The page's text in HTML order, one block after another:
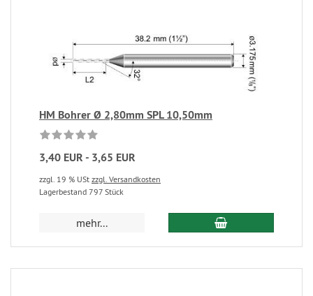
HM Bohrer Ø 2,80mm SPL 10,50mm
3,40 EUR - 3,65 EUR
zzgl. 19 % USt zzgl. Versandkosten
Lagerbestand 797 Stück
mehr...